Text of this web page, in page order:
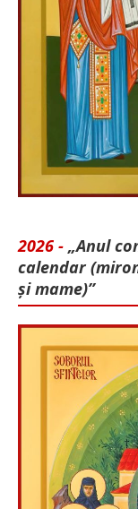
2026 - „Anul
calendar
și mame)”